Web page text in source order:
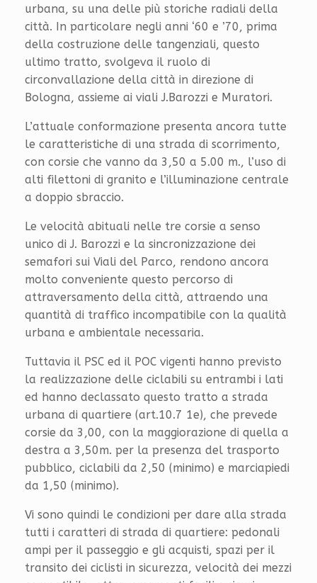
urbana, su una delle più storiche radiali della
città. In particolare negli anni ‘60 e ’70, prima
della costruzione delle tangenziali, questo
ultimo tratto, svolgeva il ruolo di
circonvallazione della città in direzione di
Bologna, assieme ai viali J.Barozzi e Muratori.
L’attuale conformazione presenta ancora tutte
le caratteristiche di una strada di scorrimento,
con corsie che vanno da 3,50 a 5.00 m., l’uso di
alti filettoni di granito e l’illuminazione centrale
a doppio sbraccio.
Le velocità abituali nelle tre corsie a senso
unico di J. Barozzi e la sincronizzazione dei
semafori sui Viali del Parco, rendono ancora
molto conveniente questo percorso di
attraversamento della città, attraendo una
quantità di traffico incompatibile con la qualità
urbana e ambientale necessaria.
Tuttavia il PSC ed il POC vigenti hanno previsto
la realizzazione delle ciclabili su entrambi i lati
ed hanno declassato questo tratto a strada
urbana di quartiere (art.10.7 1e), che prevede
corsie da 3,00, con la maggiorazione di quella a
destra a 3,50m. per la presenza del trasporto
pubblico, ciclabili da 2,50 (minimo) e marciapiedi
da 1,50 (minimo).
Vi sono quindi le condizioni per dare alla strada
tutti i caratteri di strada di quartiere: pedonali
ampi per il passeggio e gli acquisti, spazi per il
transito dei ciclisti in sicurezza, velocità dei mezzi